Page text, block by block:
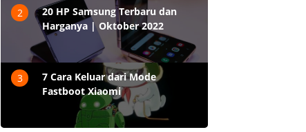
2
20 HP Samsung Terbaru dan
Harganya | Oktober 2022
3
7 Cara Keluar dari Mode
Fastboot Xiaomi